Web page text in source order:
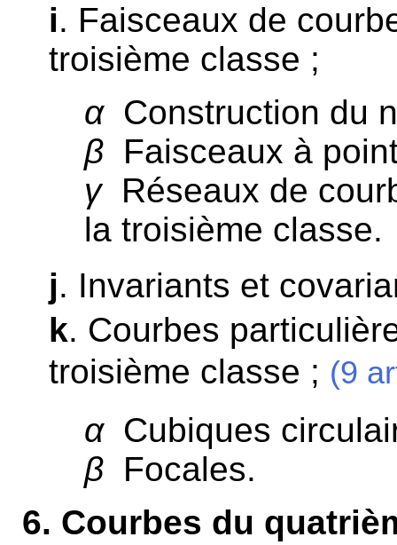
i. Faisceaux de
troisième classe ;
αConstruction du
β Faisceaux à
γRéseaux de
la troisième classe.
j. Invariants et
k. Courbes
troisième classe ; (9
αCubiques
β Focales.
6. Courbes du